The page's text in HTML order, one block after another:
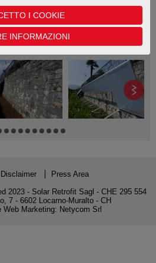
Disclaimer
Press Area
2023 - Solar Retrofit Sagl - CHE 295 554
7 - 6602 Locarno-Muralto - CH
Web Marketing: Netycom Srl
I COOKIE
INFORMAZIONI